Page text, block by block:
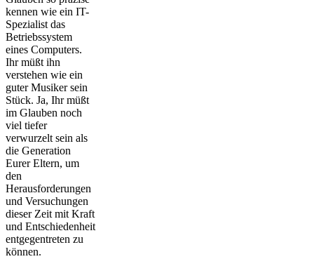
kennen wie ein IT-
Spezialist das
Betriebssystem
eines Computers.
Ihr müßt ihn
verstehen wie ein
guter Musiker sein
Stück. Ja, Ihr müßt
im Glauben noch
viel tiefer
verwurzelt sein als
die Generation
Eurer Eltern, um
den
Herausforderungen
und Versuchungen
dieser Zeit mit Kraft
und Entschiedenheit
entgegentreten zu
können.